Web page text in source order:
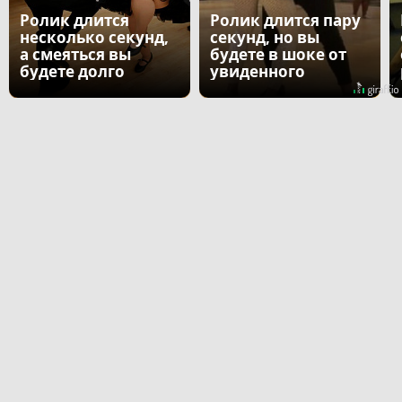
Ролик длится
несколько секунд,
а смеяться вы
будете долго
Ролик длится пару
секунд, но вы
будете в шоке от
увиденного